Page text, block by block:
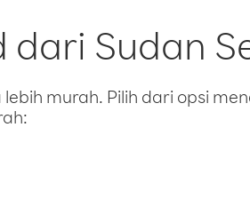
Sudan
murah. Pilih dari opsi